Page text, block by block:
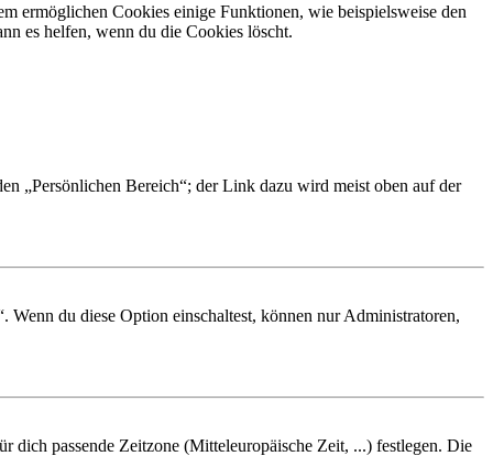
ermöglichen Cookies einige Funktionen, wie beispielsweise den
es helfen, wenn du die Cookies löscht.
„Persönlichen Bereich“; der Link dazu wird meist oben auf der
du diese Option einschaltest, können nur Administratoren,
dich passende Zeitzone (Mitteleuropäische Zeit, ...) festlegen. Die